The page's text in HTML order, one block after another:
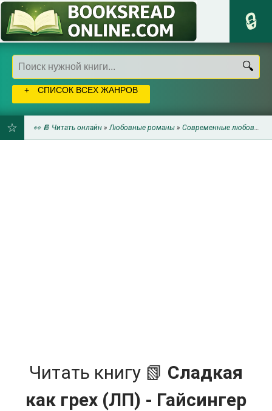
СПИСОК ВСЕХ ЖАНРОВ
👀 📔 Читать онлайн »Любовные романы » Современные любовные романы
Читать книгу 📗 Сладкая
как грех (ЛП) - Гайсингер